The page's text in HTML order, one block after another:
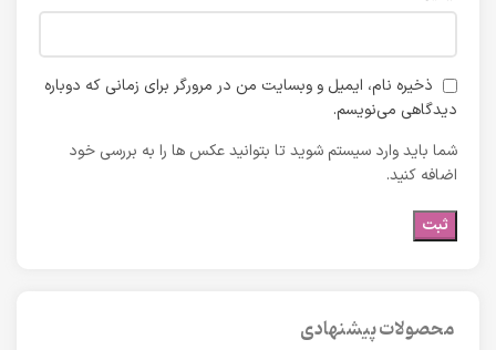
ذخیره نام، ایمیل و وبسایت من در مرورگر برای زمانی که دوباره
دیدگاهی می‌نویسم.
شما باید وارد سیستم شوید تا بتوانید عکس ها را به بررسی خود
اضافه کنید.
محصولات پیشنهادی